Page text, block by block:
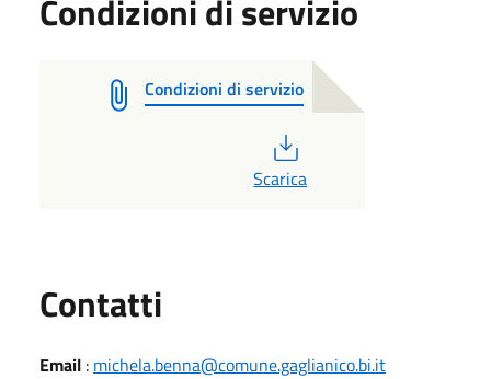
Condizioni di servizio
Condizioni di servizio
Scarica
Contatti
Email : michela.benna@comune.gaglianico.bi.it